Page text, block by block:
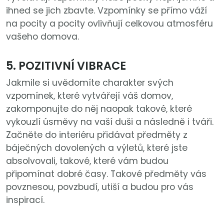
ihned se jich zbavte. Vzpomínky se přímo váží
na pocity a pocity ovlivňují celkovou atmosféru
vašeho domova.
5. POZITIVNÍ VIBRACE
Jakmile si uvědomíte charakter svých
vzpomínek, které vytvářejí váš domov,
zakomponujte do něj naopak takové, které
vykouzlí úsměvy na vaší duši a následně i tváři.
Začněte do interiéru přidávat předměty z
báječných dovolených a výletů, které jste
absolvovali, takové, které vám budou
připomínat dobré časy. Takové předměty vás
povznesou, povzbudí, utiší a budou pro vás
inspirací.